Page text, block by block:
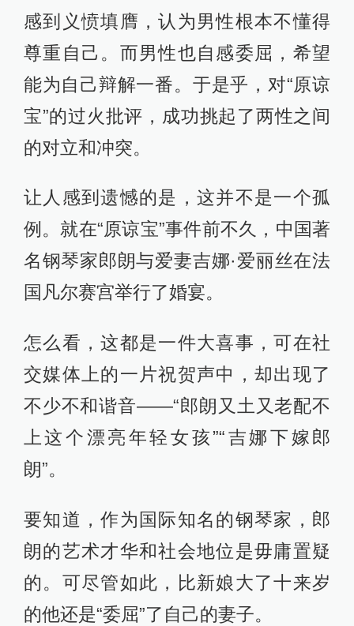
感到义愤填膺，认为男性根本不懂得
尊重自己。而男性也自感委屈，希望
能为自己辩解一番。于是乎，对“原谅
宝”的过火批评，成功挑起了两性之间
的对立和冲突。
让人感到遗憾的是，这并不是一个孤
例。就在“原谅宝”事件前不久，中国著
名钢琴家郎朗与爱妻吉娜·爱丽丝在法
国凡尔赛宫举行了婚宴。
怎么看，这都是一件大喜事，可在社
交媒体上的一片祝贺声中，却出现了
不少不和谐音——“郎朗又土又老配不
上这个漂亮年轻女孩”“吉娜下嫁郎
朗”。
要知道，作为国际知名的钢琴家，郎
朗的艺术才华和社会地位是毋庸置疑
的。可尽管如此，比新娘大了十来岁
的他还是“委屈”了自己的妻子。